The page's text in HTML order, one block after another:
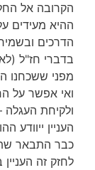
הקרובה אל
ההיא מעידים
הדרכים
בדברי חז"ל (לא
מפני ששכחנו
ואי אפשר על
ולקיחת העגלה
העניין ייוודע
כבר התבאר
לחזק זה